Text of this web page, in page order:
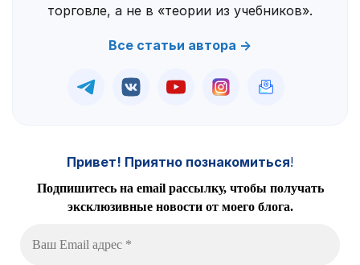
торговле, а не в «теории из учебников».
Все статьи автора →
Привет! Приятно познакомиться!
Подпишитесь на email рассылку, чтобы получать
эксклюзивные новости от моего блога.